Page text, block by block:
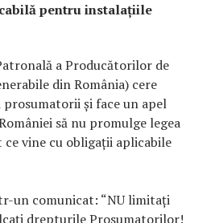
pentru instalațiile
a Producătorilor de
din România) cere
și face un apel
să nu promulge legea
vine cu obligații aplicabile
un comunicat: “NU limitați
drepturile Prosumatorilor!